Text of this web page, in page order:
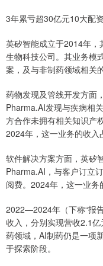
3年累亏超30亿元10大配
英矽智能成立于2014年，
生物科技公司。其业务模
案，及与非制药领域相关
药物发现及管线开发方面
Pharma.AI发现与疾病相
方合作未拥有相关知识产
2024年，这一业务的收入
软件解决方案方面，英矽
Pharma.AI，与客户订立
阅费。2024年，这一业务
2022—2024年（下称“报
收入，分别实现营收2.1
药领域，AI制药仍是一项
于探索阶段。